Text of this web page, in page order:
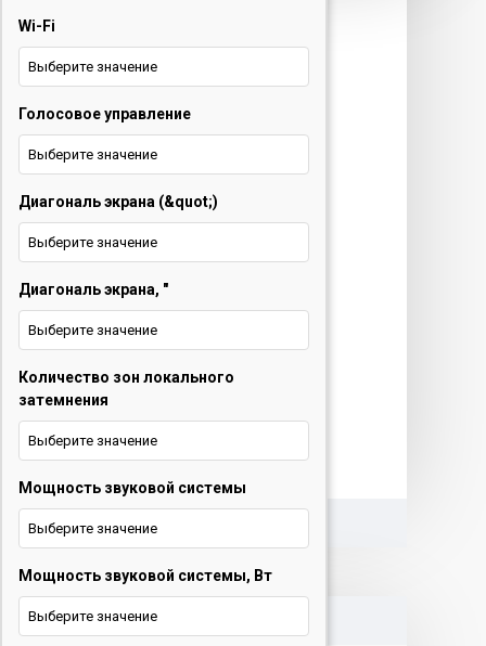
+375 29 677 54 10
Электротранспорт
+375 33 653 41 34
Обратный звонок
О нас
Контакты
Услуги
Новости
КОРЗИНА
Wi-Fi
Выберите значение
Голосовое управление
Выберите значение
Диагональ экрана (&quot;)
Выберите значение
Диагональ экрана, "
Выберите значение
Количество зон локального
затемнения
Выберите значение
Мощность звуковой системы
Выберите значение
Мощность звуковой системы, Вт
Выберите значение